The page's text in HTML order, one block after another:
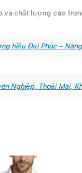
và chất lượng cao
hiệu Đại Phúc –
Nghiệp, Thoải Mái,